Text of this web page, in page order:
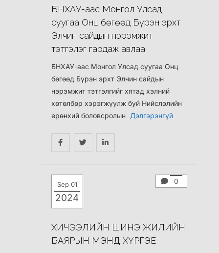
БНХАУ-аас Монгол Улсад
суугаа Онц бөгөөд Бүрэн эрхт
Элчин сайдын нэрэмжит
тэтгэлэг гардаж авлаа
БНХАУ-аас Монгол Улсад суугаа Онц
бөгөөд Бүрэн эрхт Элчин сайдын
нэрэмжит тэтгэлгийг хятад хэлний
хөтөлбөр хэрэгжүүлж буй Нийслэлийн
ерөнхий боловсролын Дэлгэрэнгүй
Sep 01
2024
0
ХИЧЭЭЛИЙН ШИНЭ ЖИЛИЙН
БАЯРЫН МЭНД ХҮРГЭЕ